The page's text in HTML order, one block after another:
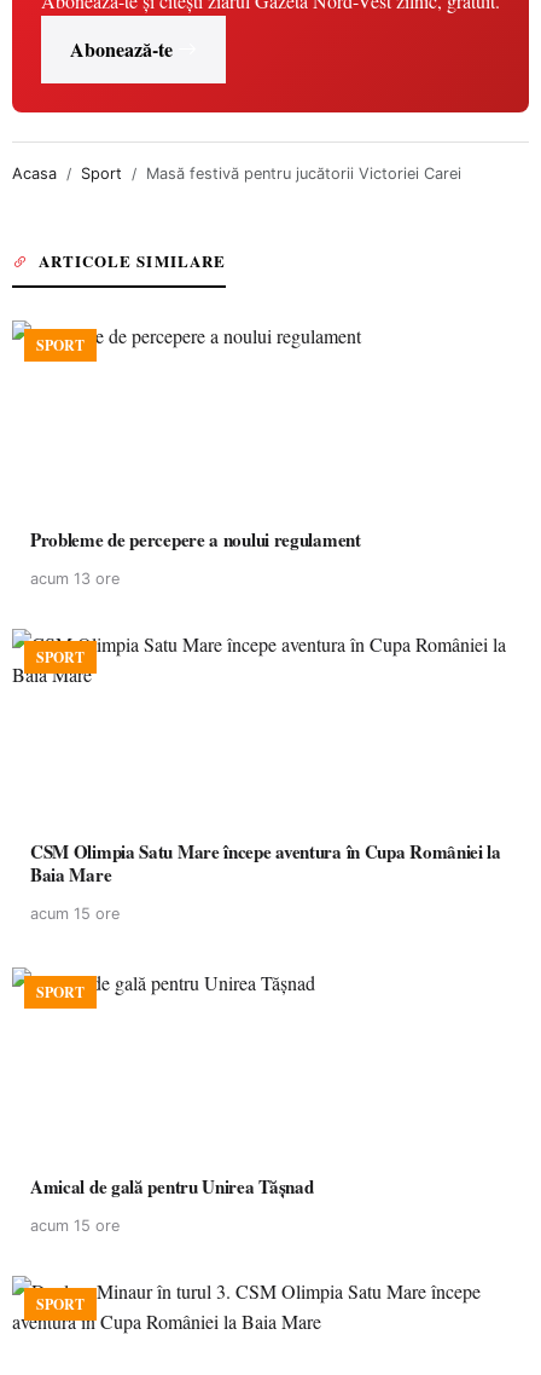
Abonează-te
Acasa Sport Masă festivă pentru jucătorii Victoriei Carei
ARTICOLE SIMILARE
SPORT
Probleme de percepere a noului regulament
acum 13 ore
SPORT
CSM Olimpia Satu Mare începe aventura în Cupa României la
Baia Mare
acum 15 ore
SPORT
Amical de gală pentru Unirea Tășnad
acum 15 ore
SPORT